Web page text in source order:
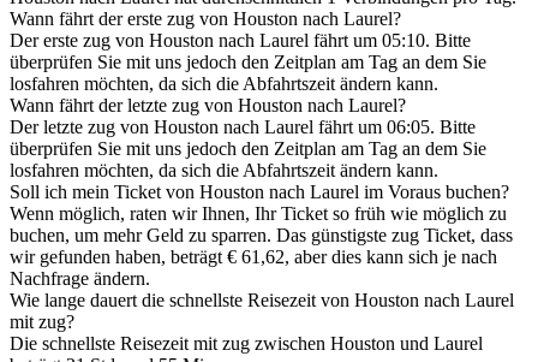
Wann fährt der erste zug von Houston nach Laurel?
Der erste zug von Houston nach Laurel fährt um 05:10. Bitte
überprüfen Sie mit uns jedoch den Zeitplan am Tag an dem Sie
losfahren möchten, da sich die Abfahrtszeit ändern kann.
Wann fährt der letzte zug von Houston nach Laurel?
Der letzte zug von Houston nach Laurel fährt um 06:05. Bitte
überprüfen Sie mit uns jedoch den Zeitplan am Tag an dem Sie
losfahren möchten, da sich die Abfahrtszeit ändern kann.
Soll ich mein Ticket von Houston nach Laurel im Voraus buchen?
Wenn möglich, raten wir Ihnen, Ihr Ticket so früh wie möglich zu
buchen, um mehr Geld zu sparren. Das günstigste zug Ticket, dass
wir gefunden haben, beträgt € 61,62, aber dies kann sich je nach
Nachfrage ändern.
Wie lange dauert die schnellste Reisezeit von Houston nach Laurel
mit zug?
Die schnellste Reisezeit mit zug zwischen Houston und Laurel